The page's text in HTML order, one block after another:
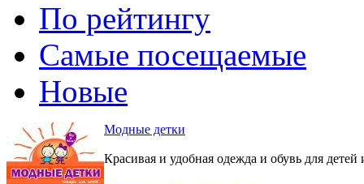
По рейтингу
Самые посещаемые
Новые
Модные детки
Красивая и удобная одежда и обувь для детей